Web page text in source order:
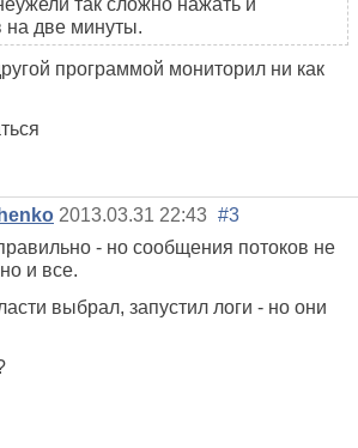
так сложно нажать и
на две минуты.
программой мониторил ни как
2013.03.31 22:43 #3
- но сообщения потоков не
и все.
выбрал, запустил логи - но они